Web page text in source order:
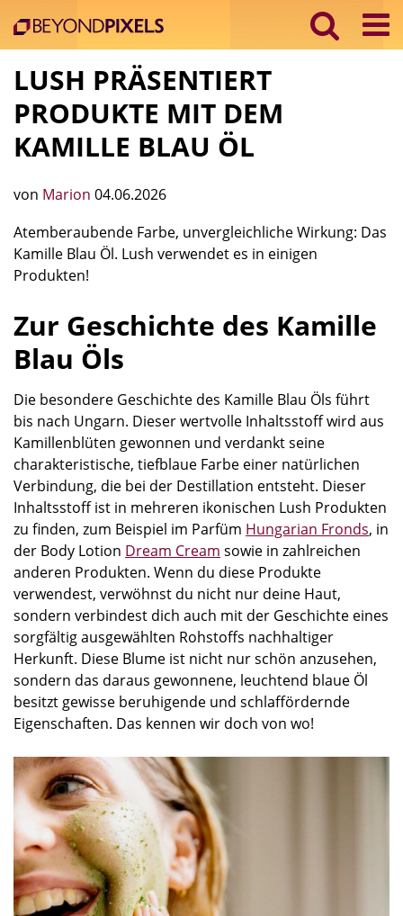
LUSH PRÄSENTIERT
PRODUKTE MIT DEM
KAMILLE BLAU ÖL
von Marion 04.06.2026
Atemberaubende Farbe, unvergleichliche Wirkung: Das
Kamille Blau Öl. Lush verwendet es in einigen
Produkten!
Zur Geschichte des Kamille
Blau Öls
Die besondere Geschichte des Kamille Blau Öls führt
bis nach Ungarn. Dieser wertvolle Inhaltsstoff wird aus
Kamillenblüten gewonnen und verdankt seine
charakteristische, tiefblaue Farbe einer natürlichen
Verbindung, die bei der Destillation entsteht. Dieser
Inhaltsstoff ist in mehreren ikonischen Lush Produkten
zu finden, zum Beispiel im Parfüm Hungarian Fronds, in
der Body Lotion Dream Cream sowie in zahlreichen
anderen Produkten. Wenn du diese Produkte
verwendest, verwöhnst du nicht nur deine Haut,
sondern verbindest dich auch mit der Geschichte eines
sorgfältig ausgewählten Rohstoffs nachhaltiger
Herkunft. Diese Blume ist nicht nur schön anzusehen,
sondern das daraus gewonnene, leuchtend blaue Öl
besitzt gewisse beruhigende und schlaffördernde
Eigenschaften. Das kennen wir doch von wo!